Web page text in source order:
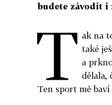
budete závodit i
T ak na
také
a
dělala,
Ten sport mě baví